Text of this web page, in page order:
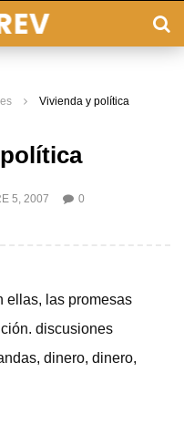
Vivienda y política
5, 2007 0
ellas, las promesas
discusiones
dinero, dinero,